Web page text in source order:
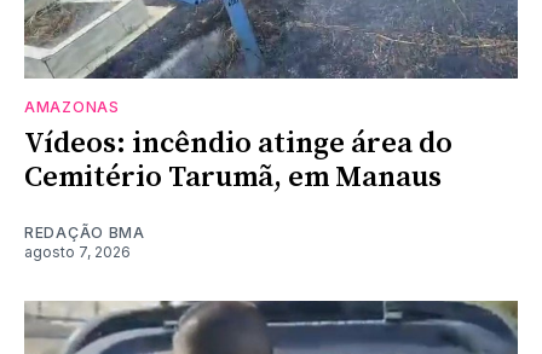
AMAZONAS
Vídeos: incêndio atinge área do
Cemitério Tarumã, em Manaus
REDAÇÃO BMA
agosto 7, 2026